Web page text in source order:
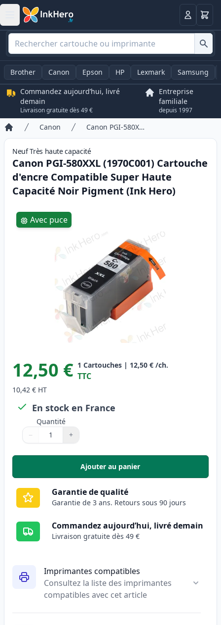
Panier
Brother Canon Epson HP Lexmark Samsung
Commandez aujourd’hui, livré
demain
Livraison gratuite dès 49 €
Entreprise
familiale
depuis 1997
Accueil
Canon Canon PGI-580XXL (1970C001) Cartouche d'encre Compatible Super Haute Capacité Noir Pigment (Ink Hero)
NeufTrès hautecapacité
Canon PGI-580XXL (1970C001) Cartouche
d'encre Compatible Super Haute
Capacité Noir Pigment (Ink Hero)
Imprimantes compatibles
Consultez la liste des imprimantes
compatibles avec cet article
Product information
Avec puce
12,50 € 1 Cartouches | 12,50 € /ch.
TTC
10,42 € HT
En stock en France
Quantité
Quantité
Utilisez les boutons pour ajuster
− +
Quantité
Ajouter au panier
,Canon PGI-580XXL
Garantie de qualité
Garantie de 3 ans. Retours sous 90 jours
Commandez aujourd’hui, livré demain
Livraison gratuite dès 49 €